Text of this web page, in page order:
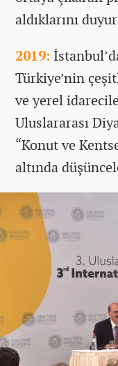
aldıklarını
2019:
Türkiye’nin
ve yerel
Uluslararası
“Konut ve
altında